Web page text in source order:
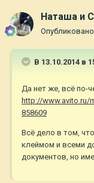
Наташа и
Опубликовано
В 13.10.2014 в
Да нет же, всё по-
http://www.avito.ru/
858609
Всё дело в том,
клеймом и всеми
документов, но